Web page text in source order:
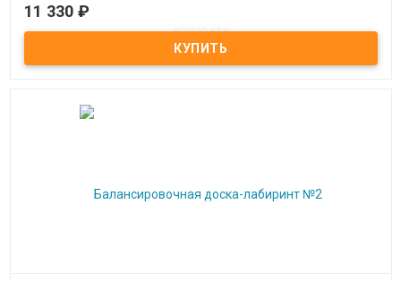
Под заказ
Набор лабиринтов для развития опорно-двигательного аппарата
11 330 ₽